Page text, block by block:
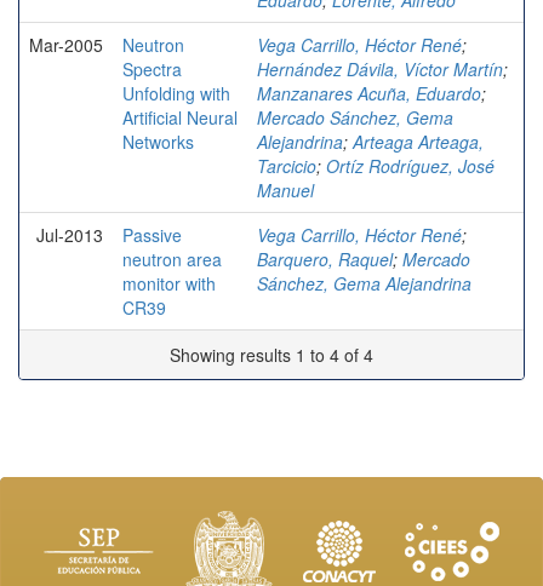
Mar-2005
Neutron
Spectra
Unfolding with
Artificial Neural
Networks
Vega Carrillo, Héctor René;
Hernández Dávila, Víctor Martín;
Manzanares Acuña, Eduardo;
Mercado Sánchez, Gema
Alejandrina; Arteaga Arteaga,
Tarcicio; Ortíz Rodríguez, José
Manuel
Jul-2013
Passive
neutron area
monitor with
CR39
Vega Carrillo, Héctor René;
Barquero, Raquel; Mercado
Sánchez, Gema Alejandrina
Showing results 1 to 4 of 4